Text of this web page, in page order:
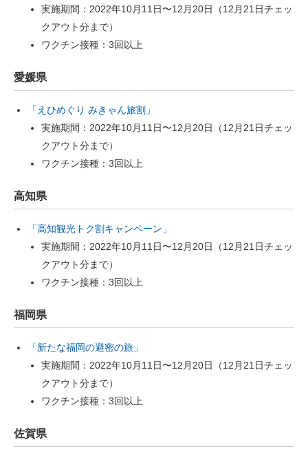
実施期間：2022年10月11日〜12月20日（12月21日チェッ
クアウト分まで）
ワクチン接種：3回以上
愛媛県
「えひめぐり みきゃん旅割」
実施期間：2022年10月11日〜12月20日（12月21日チェッ
クアウト分まで）
ワクチン接種：3回以上
高知県
「高知観光トク割キャンペーン」
実施期間：2022年10月11日〜12月20日（12月21日チェッ
クアウト分まで）
ワクチン接種：3回以上
福岡県
「新たな福岡の避密の旅」
実施期間：2022年10月11日〜12月20日（12月21日チェッ
クアウト分まで）
ワクチン接種：3回以上
佐賀県